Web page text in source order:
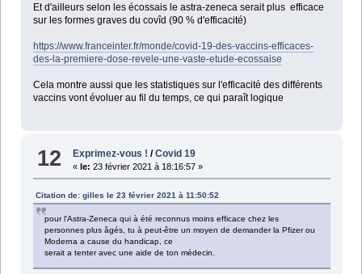
Et d'ailleurs selon les écossais le astra-zeneca serait plus efficace
sur les formes graves du covîd (90 % d'efficacité)
https://www.franceinter.fr/monde/covid-19-des-vaccins-efficaces-
des-la-premiere-dose-revele-une-vaste-etude-ecossaise
Cela montre aussi que les statistiques sur l'efficacité des différents
vaccins vont évoluer au fil du temps, ce qui paraît logique
12 Exprimez-vous ! /Covid 19
«le: 23 février 2021 à 18:16:57 »
Citation de: gilles le 23 février 2021 à 11:50:52
pour l'Astra-Zeneca qui à été reconnus moins efficace chez les
personnes plus âgés, tu à peut-être un moyen de demander la Pfizer ou
Moderna a cause du handicap, ce
serait a tenter avec une aide de ton médecin.